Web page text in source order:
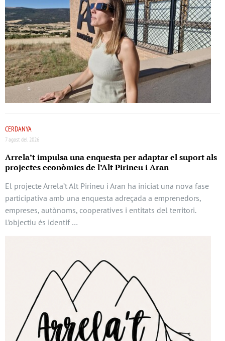
CERDANYA
7 agost del 2026
Arrela’t impulsa una enquesta per adaptar el suport als
projectes econòmics de l’Alt Pirineu i Aran
El projecte Arrela’t Alt Pirineu i Aran ha iniciat una nova fase
participativa amb una enquesta adreçada a emprenedors,
empreses, autònoms, cooperatives i entitats del territori.
L’objectiu és identif …